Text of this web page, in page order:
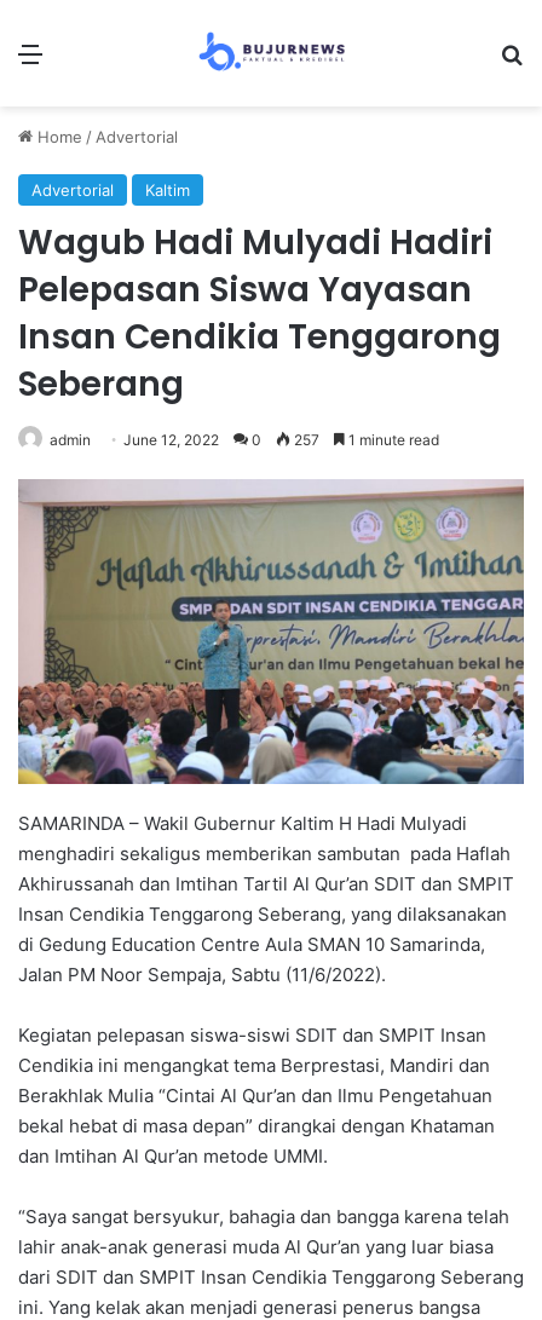
Home / Advertorial
Advertorial Kaltim
Wagub Hadi Mulyadi Hadiri
Pelepasan Siswa Yayasan
Insan Cendikia Tenggarong
Seberang
admin June 12, 2022 0 257 1 minute read
SAMARINDA – Wakil Gubernur Kaltim H Hadi Mulyadi
menghadiri sekaligus memberikan sambutan pada Haflah
Akhirussanah dan Imtihan Tartil Al Qur’an SDIT dan SMPIT
Insan Cendikia Tenggarong Seberang, yang dilaksanakan
di Gedung Education Centre Aula SMAN 10 Samarinda,
Jalan PM Noor Sempaja, Sabtu (11/6/2022).
Kegiatan pelepasan siswa-siswi SDIT dan SMPIT Insan
Cendikia ini mengangkat tema Berprestasi, Mandiri dan
Berakhlak Mulia “Cintai Al Qur’an dan Ilmu Pengetahuan
bekal hebat di masa depan” dirangkai dengan Khataman
dan Imtihan Al Qur’an metode UMMI.
“Saya sangat bersyukur, bahagia dan bangga karena telah
lahir anak-anak generasi muda Al Qur’an yang luar biasa
dari SDIT dan SMPIT Insan Cendikia Tenggarong Seberang
ini. Yang kelak akan menjadi generasi penerus bangsa